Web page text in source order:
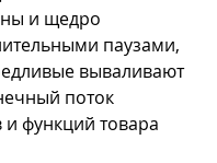
и щедро
паузами,
вываливают
поток
функций товара